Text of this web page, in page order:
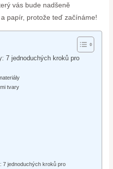
vás bude nadšeně
papír, protože teď začínáme!
7 jednoduchých kroků pro
tvary
7 jednoduchých kroků pro